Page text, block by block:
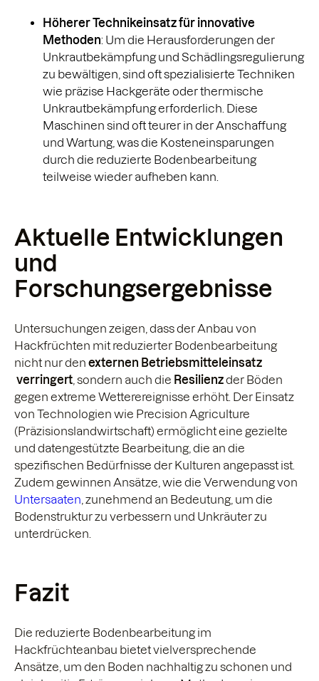
Höherer Technikeinsatz für innovative
Methoden: Um die Herausforderungen der
Unkrautbekämpfung und Schädlingsregulierung
zu bewältigen, sind oft spezialisierte Techniken
wie präzise Hackgeräte oder thermische
Unkrautbekämpfung erforderlich. Diese
Maschinen sind oft teurer in der Anschaffung
und Wartung, was die Kosteneinsparungen
durch die reduzierte Bodenbearbeitung
teilweise wieder aufheben kann.
Aktuelle Entwicklungen
und
Forschungsergebnisse
Untersuchungen zeigen, dass der Anbau von
Hackfrüchten mit reduzierter Bodenbearbeitung
nicht nur den externen Betriebsmitteleinsatz
verringert , sondern auch die Resilienzder Böden
gegen extreme Wetterereignisse erhöht. Der Einsatz
von Technologien wie Precision Agriculture
(Präzisionslandwirtschaft) ermöglicht eine gezielte
und datengestützte Bearbeitung, die an die
spezifischen Bedürfnisse der Kulturen angepasst ist.
Zudem gewinnen Ansätze, wie die Verwendung von
Untersaaten , zunehmend an Bedeutung, um die
Bodenstruktur zu verbessern und Unkräuter zu
unterdrücken.
Fazit
Die reduzierte Bodenbearbeitung im
Hackfrüchteanbau bietet vielversprechende
Ansätze, um den Boden nachhaltig zu schonen und